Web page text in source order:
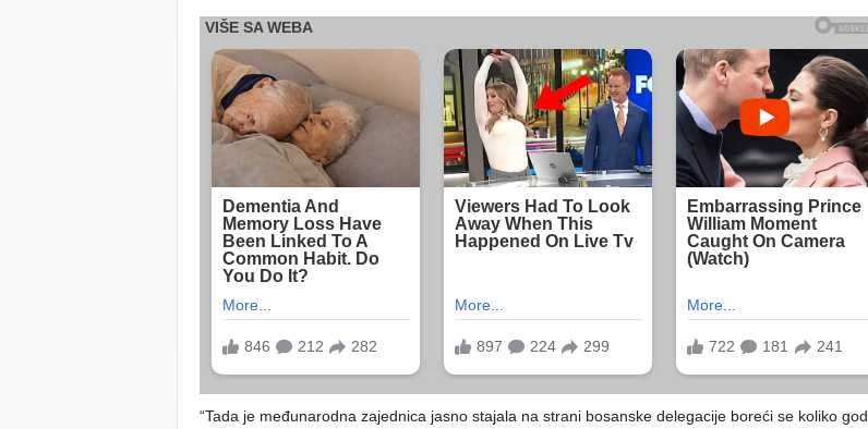
“Tada je međunarodna zajednica jasno stajala na strani bosanske delegacije boreći se koliko god